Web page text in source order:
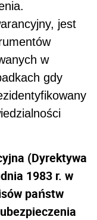
jest
w
gdy
(Dyrektywa
1983 r. w
państw